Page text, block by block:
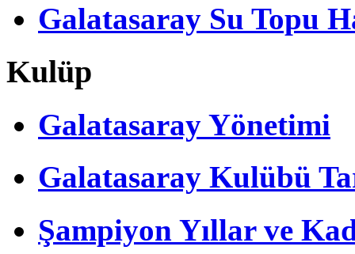
Galatasaray Su Topu
Kulüp
Galatasaray Yönetimi
Galatasaray Kulübü
Şampiyon Yıllar ve